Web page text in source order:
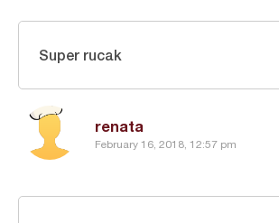
renata
February 16, 2018, 12:57 pm
Super rucak